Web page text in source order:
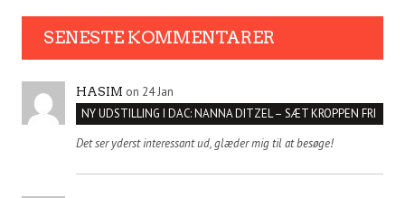
SENESTE KOMMENTARER
HASIM on 24 Jan
NY UDSTILLING I DAC: NANNA DITZEL – SÆT KROPPEN FRI
Det ser yderst interessant ud, glæder mig til at besøge!